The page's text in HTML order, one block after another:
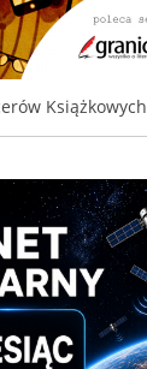
Książkowych